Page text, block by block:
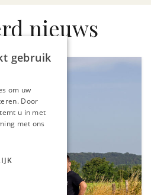
nieuws
gebruik
om uw
Door
u in met
met ons